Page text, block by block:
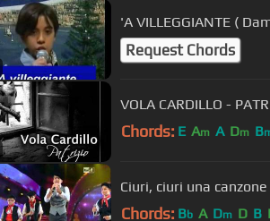
'A VILLEGGIANTE (
Request Chords
VOLA CARDILLO -
Chords: E Am A Dm B
Ciuri, ciuri una
Chords: Bb A Dm D B